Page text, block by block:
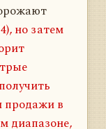
но затем
продажи в
диапазоне,